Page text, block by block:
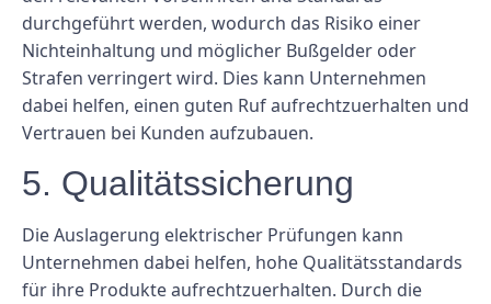
durchgeführt werden, wodurch das Risiko einer
Nichteinhaltung und möglicher Bußgelder oder
Strafen verringert wird. Dies kann Unternehmen
dabei helfen, einen guten Ruf aufrechtzuerhalten und
Vertrauen bei Kunden aufzubauen.
5. Qualitätssicherung
Die Auslagerung elektrischer Prüfungen kann
Unternehmen dabei helfen, hohe Qualitätsstandards
für ihre Produkte aufrechtzuerhalten. Durch die